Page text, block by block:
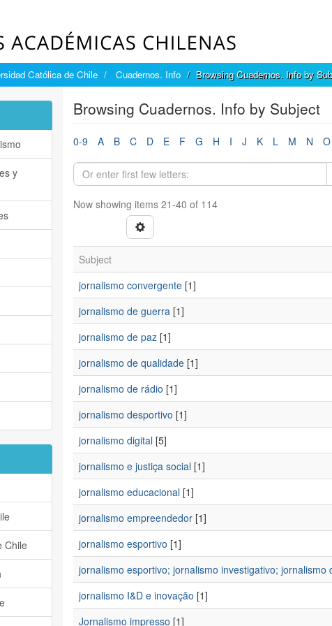
Católica de Chile Cuadernos. Info Browsing Cuadernos. Info by
Browsing Cuadernos. Info by Subject
0-9 A B C D E F G H I J K L M N O
Now showing items 21-40 of 114
Subject
jornalismo convergente[1]
jornalismo de guerra[1]
jornalismo de paz[1]
jornalismo de qualidade[1]
jornalismo de rádio [1]
jornalismo desportivo [1]
jornalismo digital[5]
jornalismo e justiça social[1]
jornalismo educacional[1]
jornalismo empreendedor[1]
jornalismo esportivo [1]
jornalismo esportivo; jornalismo investigativo;
jornalismo I&D e inovação [1]
Jornalismo impresso [1]
y
Chile